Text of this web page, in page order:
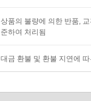
상품의 불량에 의한 반품,
준하여 처리됨
대금 환불 및 환불 지연에